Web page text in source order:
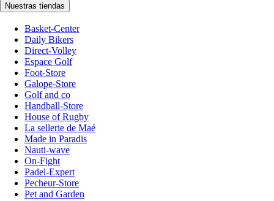
Nuestras tiendas
Basket-Center
Daily Bikers
Direct-Volley
Espace Golf
Foot-Store
Galope-Store
Golf and co
Handball-Store
House of Rugby
La sellerie de Maé
Made in Paradis
Nauti-wave
On-Fight
Padel-Expert
Pecheur-Store
Pet and Garden